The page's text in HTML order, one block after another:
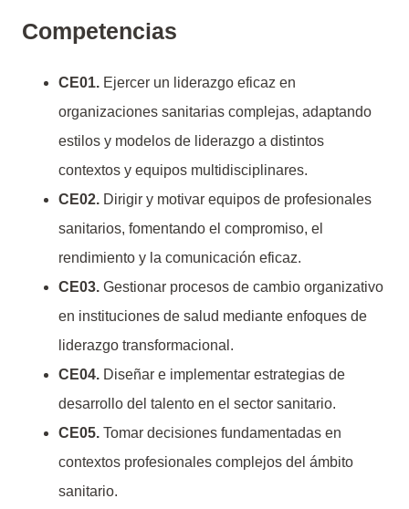
Competencias
CE01. Ejercer un liderazgo eficaz en
organizaciones sanitarias complejas, adaptando
estilos y modelos de liderazgo a distintos
contextos y equipos multidisciplinares.
CE02. Dirigir y motivar equipos de profesionales
sanitarios, fomentando el compromiso, el
rendimiento y la comunicación eficaz.
CE03. Gestionar procesos de cambio organizativo
en instituciones de salud mediante enfoques de
liderazgo transformacional.
CE04. Diseñar e implementar estrategias de
desarrollo del talento en el sector sanitario.
CE05. Tomar decisiones fundamentadas en
contextos profesionales complejos del ámbito
sanitario.